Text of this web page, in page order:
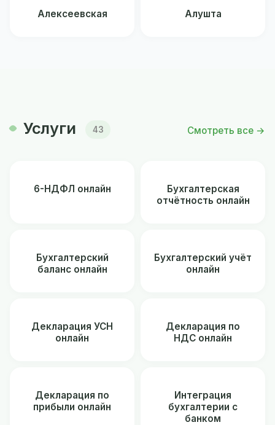
Алексеевская Алушта
Услуги 43 Смотреть все →
6-НДФЛ онлайн
Бухгалтерская
отчётность онлайн
Бухгалтерский
баланс онлайн
Бухгалтерский учёт
онлайн
Декларация УСН
онлайн
Декларация по
НДС онлайн
Декларация по
прибыли онлайн
Интеграция
бухгалтерии с
банком